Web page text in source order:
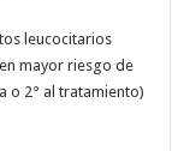
leucocitarios
mayor riesgo de
o 2° al tratamiento)